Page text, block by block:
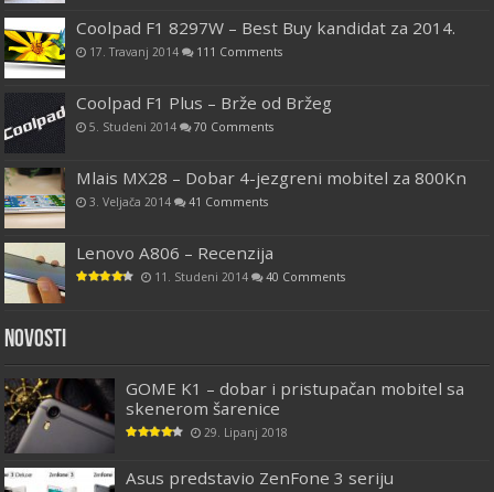
Coolpad F1 8297W – Best Buy kandidat za 2014.
17. Travanj 2014 111 Comments
Coolpad F1 Plus – Brže od Bržeg
5. Studeni 2014 70 Comments
Mlais MX28 – Dobar 4-jezgreni mobitel za 800Kn
3. Veljača 2014 41 Comments
Lenovo A806 – Recenzija
11. Studeni 2014 40 Comments
Novosti
GOME K1 – dobar i pristupačan mobitel sa
skenerom šarenice
29. Lipanj 2018
Asus predstavio ZenFone 3 seriju